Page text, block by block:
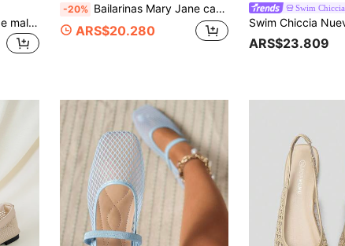
Bholvia Zapatos planos de malla hueca para mujer, zapatos de ballet ligeros, cómodos y de moda, adecuados para el uso diario en verano, regalo del Día de la Madre
-20% Bailarinas Mary Jane casuales de mujer, tejidas de PU, con punta cuadrada y cómodas
ARS$20.280
Swim Chiccia
ARS$23.809